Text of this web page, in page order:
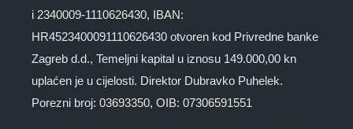
i 2340009-1110626430, IBAN:
HR4523400091110626430 otvoren kod Privredne banke
Zagreb d.d., Temeljni kapital u iznosu 149.000,00 kn
uplaćen je u cijelosti. Direktor Dubravko Puhelek.
Porezni broj: 03693350, OIB: 07306591551